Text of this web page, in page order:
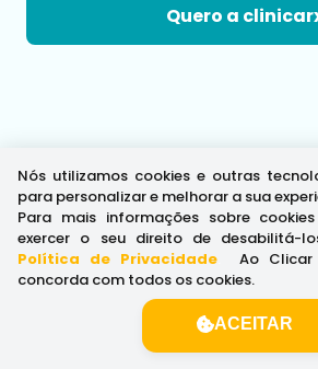
Quero a
Nós utilizamos cookies e outras
para personalizar e melhorar a sua
Para mais informações sobre
exercer o seu direito de desabilitá-
Política de Privacidade.
Ao Clicar
concorda com todos os cookies.
ACEITAR